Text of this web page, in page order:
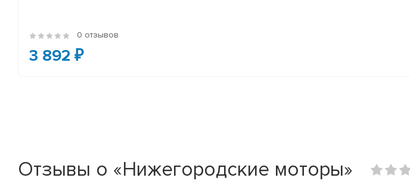
0 отзывов
3 892 ₽
Отзывы о «Нижегородские моторы»